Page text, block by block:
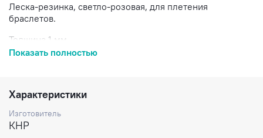
Леска-резинка, светло-розовая, для плетения
браслетов.
Толщина 1 мм.
Показать полностью
Характеристики
Изготовитель
КНР